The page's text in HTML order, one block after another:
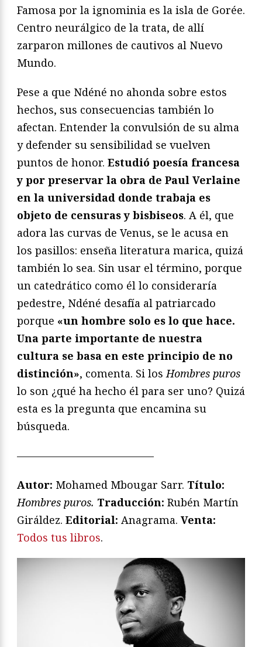
Famosa por la ignominia es la isla de Gorée.
Centro neurálgico de la trata, de allí
zarparon millones de cautivos al Nuevo
Mundo.
Pese a que Ndéné no ahonda sobre estos
hechos, sus consecuencias también lo
afectan. Entender la convulsión de su alma
y defender su sensibilidad se vuelven
puntos de honor. Estudió poesía francesa
y por preservar la obra de Paul Verlaine
en la universidad donde trabaja es
objeto de censuras y bisbiseos. A él, que
adora las curvas de Venus, se le acusa en
los pasillos: enseña literatura marica, quizá
también lo sea. Sin usar el término, porque
un catedrático como él lo consideraría
pedestre, Ndéné desafía al patriarcado
porque «un hombre solo es lo que hace.
Una parte importante de nuestra
cultura se basa en este principio de no
distinción», comenta. Si losHombres puros
lo son ¿qué ha hecho él para ser uno? Quizá
esta es la pregunta que encamina su
búsqueda.
—————————————
Autor: Mohamed Mbougar Sarr. Título:
Hombres puros. Traducción: Rubén Martín
Giráldez. Editorial: Anagrama. Venta:
Todos tus libros.